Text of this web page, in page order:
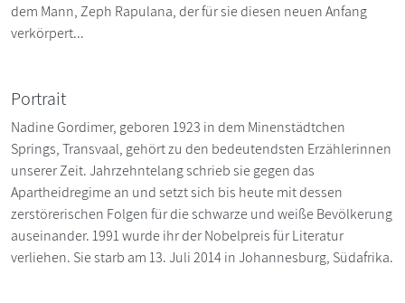
dem Mann, Zeph Rapulana, der für sie diesen neuen Anfang
verkörpert...
Portrait
Nadine Gordimer, geboren 1923 in dem Minenstädtchen
Springs, Transvaal, gehört zu den bedeutendsten Erzählerinnen
unserer Zeit. Jahrzehntelang schrieb sie gegen das
Apartheidregime an und setzt sich bis heute mit dessen
zerstörerischen Folgen für die schwarze und weiße Bevölkerung
auseinander. 1991 wurde ihr der Nobelpreis für Literatur
verliehen. Sie starb am 13. Juli 2014 in Johannesburg, Südafrika.